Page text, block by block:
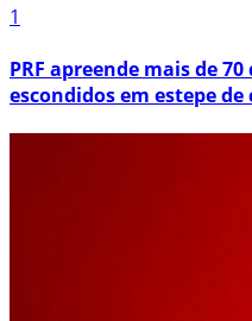
1
PRF apreende mais de
escondidos em estepe